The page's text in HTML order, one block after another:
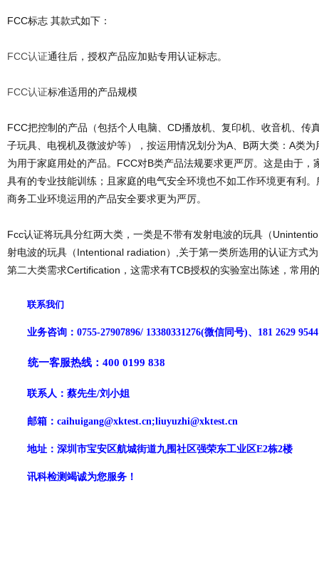
FCC标志 其款式如下：
FCC认证通往后，授权产品应加贴专用认证标志。
FCC认证标准适用的产品规模
FCC把控制的产品（包括个人电脑、CD播放机、复印机、收音机、传
子玩具、电视机及微波炉等），按运用情况划分为A、B两大类：A类
为用于家庭用处的产品。FCC对B类产品法规要求更严厉。这是由于，
具有的专业技能训练；且家庭的电气安全环境也不如工作环境更有利
商务工业环境运用的产品安全要求更为严厉。
Fcc认证将玩具分红两大类，一类是不带有发射电波的玩具（
射电波的玩具（Intentional radiation）,关于第一类所选用的认证方式
第二大类需求Certification，这需求有TCB授权的实验室出陈述，常用
联系我们
业务咨询： 0755-27907896/ 13380331276(微信同号)、 ‭181 2629 9544‬
统一客服热线： 400 0199 838
联系人： 蔡先生/刘小姐
邮箱： caihuigang@xktest.cn;liuyuzhi@xktest.cn
地址：深圳市宝安区航城街道九围社区强荣东工业区E2栋2楼
讯科检测竭诚为您服务！